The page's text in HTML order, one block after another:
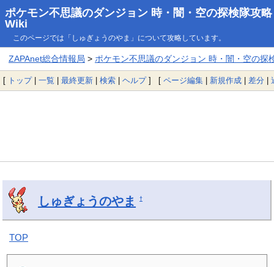
ポケモン不思議のダンジョン 時・闇・空の探検隊攻略
Wiki
このページでは「しゅぎょうのやま」について攻略しています。
ZAPAnet総合情報局 > ポケモン不思議のダンジョン 時・闇・空の探
[ トップ| 一覧 | 最終更新 | 検索 | ヘルプ] [ ページ編集 | 新規作成 | 差分 |
しゅぎょうのやま †
TOP